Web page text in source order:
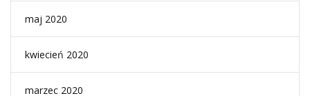
maj 2020
kwiecień 2020
marzec 2020